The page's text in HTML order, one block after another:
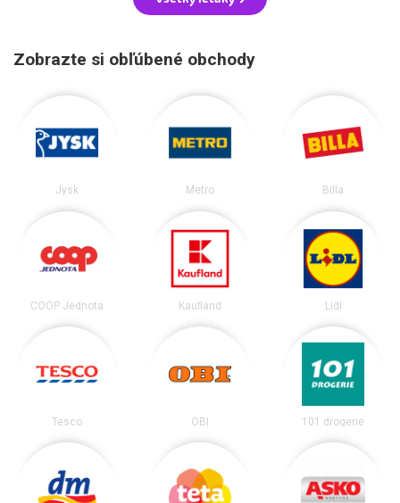
Zobrazte si obľúbené obchody
Jysk Metro Billa
COOP Jednota Kaufland Lidl
Tesco OBI 101 drogerie